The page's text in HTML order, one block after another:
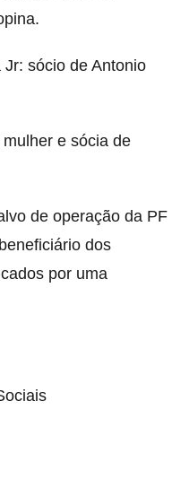
sócio de Antonio
e sócia de
de operação da PF
dos
por uma